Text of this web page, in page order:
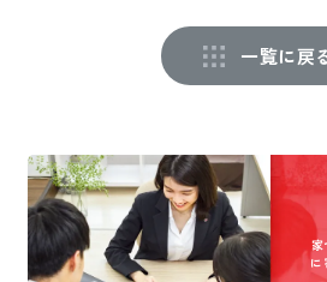
一覧に戻
家
に